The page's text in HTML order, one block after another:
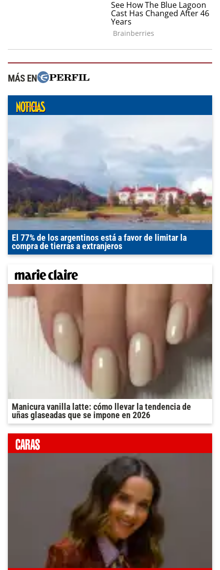
MÁS EN
El 77% de los argentinos está a favor de limitar la
compra de tierras a extranjeros
Manicura vanilla latte: cómo llevar la tendencia de
uñas glaseadas que se impone en 2026